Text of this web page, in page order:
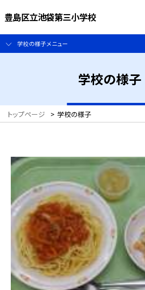
豊島区立池袋第三小学校
学校の様子メニュー
学校の様子
トップページ > 学校の様子